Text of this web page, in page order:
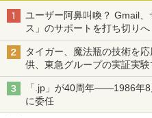
ユーザー阿鼻叫喚？ Gmail
ス」のサポートを打ち切りへ
タイガー、魔法瓶の技術を
供、東急グループの実証実
ル TIVIP」
「.jp」が40周年――1986年
に委任